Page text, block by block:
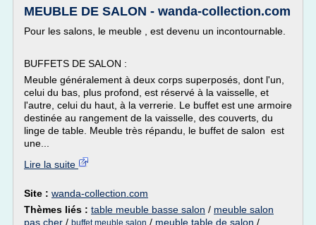
MEUBLE DE SALON - wanda-collection.com
Pour les salons, le meuble , est devenu un incontournable.
BUFFETS DE SALON :
Meuble généralement à deux corps superposés, dont l'un,
celui du bas, plus profond, est réservé à la vaisselle, et
l'autre, celui du haut, à la verrerie. Le buffet est une armoire
destinée au rangement de la vaisselle, des couverts, du
linge de table. Meuble très répandu, le buffet de salon est
une...
Lire la suite
Site : wanda-collection.com
Thèmes liés : table meuble basse salon / meuble salon
pas cher / buffet meuble salon / meuble table de salon /